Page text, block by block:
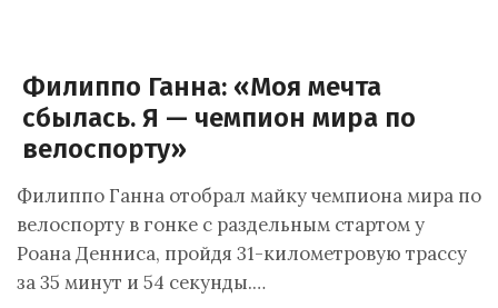
Филиппо Ганна: «Моя мечта
сбылась. Я — чемпион мира по
велоспорту»
Филиппо Ганна отобрал майку чемпиона мира по
велоспорту в гонке с раздельным стартом у
Роана Денниса, пройдя 31-километровую трассу
за 35 минут и 54 секунды.…